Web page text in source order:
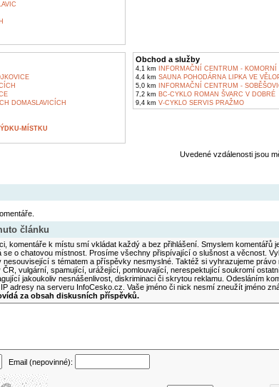
DOMASLAVICÍCH
MÍSTKU
Obchod a služby
4,1 km INFORMAČNÍ CENTRUM - KOMORNÍ
4,4 km SAUNA POHODÁRNA LIPKA VE
5,0 km INFORMAČNÍ CENTRUM -
7,2 km BC-CYKLO ROMAN ŠVARC V DOBRÉ
9,4 km V-CYKLO SERVIS PRAŽMO
Uvedené vzdálenosti jsou
článku
komentáře k místu smí vkládat každý a bez přihlášení. Smyslem komentářů
se o chatovou místnost. Prosíme všechny přispívající o slušnost a věcnost.
nesouvisející s tématem a příspěvky nesmyslné. Taktéž si vyhrazujeme
vulgární, spamující, urážející, pomlouvající, nerespektující soukromí
jakoukoliv nesnášenlivost, diskriminaci či skrytou reklamu. Odesláním
adresy na serveru InfoCesko.cz. Vaše jméno či nick nesmí zneužít jméno
za obsah diskusních příspěvků.
Email (nepovinné):